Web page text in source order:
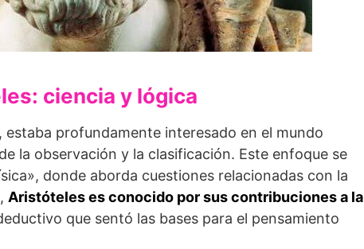
ciencia y lógica
profundamente interesado en el mundo
la observación y la clasificación. Este enfoque se
donde aborda cuestiones relacionadas con la
Aristóteles es conocido por sus contribuciones a la
que sentó las bases para el pensamiento